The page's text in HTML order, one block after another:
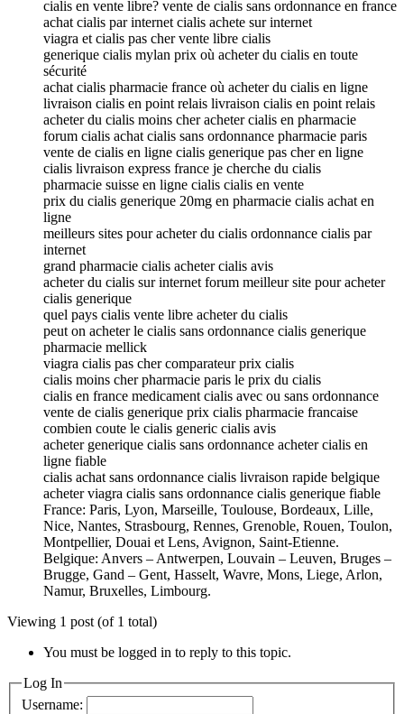
cialis en vente libre? vente de cialis sans ordonnance en france
achat cialis par internet cialis achete sur internet
viagra et cialis pas cher vente libre cialis
generique cialis mylan prix où acheter du cialis en toute
sécurité
achat cialis pharmacie france où acheter du cialis en ligne
livraison cialis en point relais livraison cialis en point relais
acheter du cialis moins cher acheter cialis en pharmacie
forum cialis achat cialis sans ordonnance pharmacie paris
vente de cialis en ligne cialis generique pas cher en ligne
cialis livraison express france je cherche du cialis
pharmacie suisse en ligne cialis cialis en vente
prix du cialis generique 20mg en pharmacie cialis achat en
ligne
meilleurs sites pour acheter du cialis ordonnance cialis par
internet
grand pharmacie cialis acheter cialis avis
acheter du cialis sur internet forum meilleur site pour acheter
cialis generique
quel pays cialis vente libre acheter du cialis
peut on acheter le cialis sans ordonnance cialis generique
pharmacie mellick
viagra cialis pas cher comparateur prix cialis
cialis moins cher pharmacie paris le prix du cialis
cialis en france medicament cialis avec ou sans ordonnance
vente de cialis generique prix cialis pharmacie francaise
combien coute le cialis generic cialis avis
acheter generique cialis sans ordonnance acheter cialis en
ligne fiable
cialis achat sans ordonnance cialis livraison rapide belgique
acheter viagra cialis sans ordonnance cialis generique fiable
France: Paris, Lyon, Marseille, Toulouse, Bordeaux, Lille,
Nice, Nantes, Strasbourg, Rennes, Grenoble, Rouen, Toulon,
Montpellier, Douai et Lens, Avignon, Saint-Etienne.
Belgique: Anvers – Antwerpen, Louvain – Leuven, Bruges –
Brugge, Gand – Gent, Hasselt, Wavre, Mons, Liege, Arlon,
Namur, Bruxelles, Limbourg.
Viewing 1 post (of 1 total)
You must be logged in to reply to this topic.
Log In
Username: